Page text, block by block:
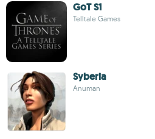
GoT S1
Telltale Games
Syberia
Anuman